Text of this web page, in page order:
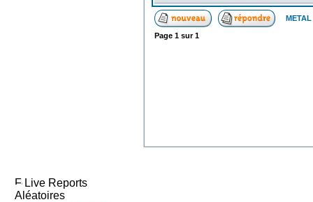
Live Reports
Aléatoires
Page 1 sur1